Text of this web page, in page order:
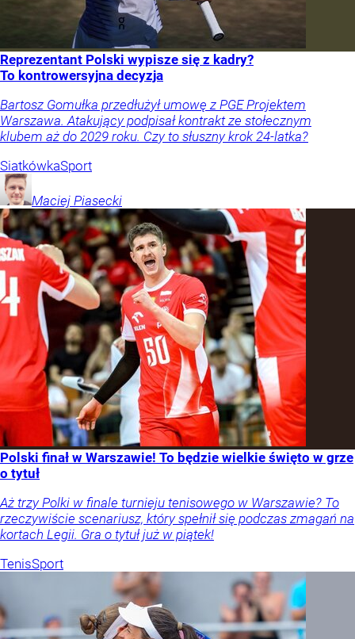
Reprezentant Polski wypisze się z kadry?
To kontrowersyjna decyzja
Bartosz Gomułka przedłużył umowę z PGE Projektem
Warszawa. Atakujący podpisał kontrakt ze stołecznym
klubem aż do 2029 roku. Czy to słuszny krok 24-latka?
SiatkówkaSport
Maciej Piasecki
Polski finał w Warszawie! To będzie wielkie święto w grze
o tytuł
Aż trzy Polki w finale turnieju tenisowego w Warszawie? To
rzeczywiście scenariusz, który spełnił się podczas zmagań na
kortach Legii. Gra o tytuł już w piątek!
TenisSport